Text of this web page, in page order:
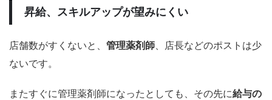
昇給、スキルアップが望みにくい
店舗数がすくないと、 管理薬剤師 、店長などのポストは少
ないです。
またすぐに管理薬剤師になったとしても、その先に給与の